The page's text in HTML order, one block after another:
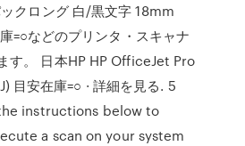
クロング 白/黒文字 18mm
=○などのプリンタ・スキャナ
す。 日本HP HP OfficeJet Pro
目安在庫=○ · 詳細を見る. 5
instructions below to
a scan on your system